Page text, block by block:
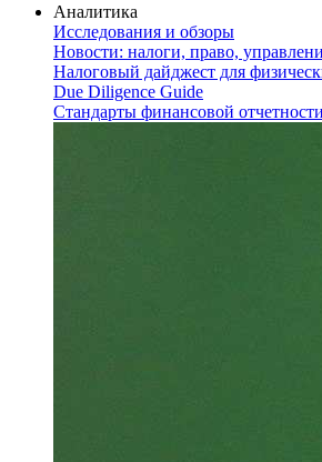
Аналитика
Исследования и обзоры
Новости: налоги, право,
Налоговый дайджест для
Due Diligence Guide
Стандарты финансовой